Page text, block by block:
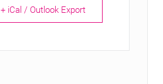
+ iCal / Outlook Export